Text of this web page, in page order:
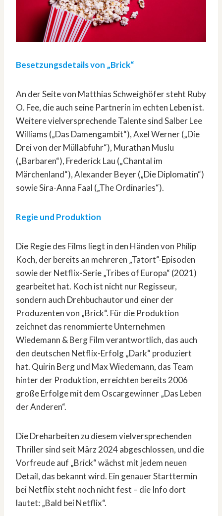
Besetzungsdetails von „Brick“
An der Seite von Matthias Schweighöfer steht Ruby
O. Fee, die auch seine Partnerin im echten Leben ist.
Weitere vielversprechende Talente sind Salber Lee
Williams („Das Damengambit“), Axel Werner („Die
Drei von der Müllabfuhr“), Murathan Muslu
(„Barbaren“), Frederick Lau („Chantal im
Märchenland“), Alexander Beyer („Die Diplomatin“)
sowie Sira-Anna Faal („The Ordinaries“).
Regie und Produktion
Die Regie des Films liegt in den Händen von Philip
Koch, der bereits an mehreren „Tatort“-Episoden
sowie der Netflix-Serie „Tribes of Europa“ (2021)
gearbeitet hat. Koch ist nicht nur Regisseur,
sondern auch Drehbuchautor und einer der
Produzenten von „Brick“. Für die Produktion
zeichnet das renommierte Unternehmen
Wiedemann & Berg Film verantwortlich, das auch
den deutschen Netflix-Erfolg „Dark“ produziert
hat. Quirin Berg und Max Wiedemann, das Team
hinter der Produktion, erreichten bereits 2006
große Erfolge mit dem Oscargewinner „Das Leben
der Anderen“.
Die Dreharbeiten zu diesem vielversprechenden
Thriller sind seit März 2024 abgeschlossen, und die
Vorfreude auf „Brick“ wächst mit jedem neuen
Detail, das bekannt wird. Ein genauer Starttermin
bei Netflix steht noch nicht fest – die Info dort
lautet: „Bald bei Netflix“.